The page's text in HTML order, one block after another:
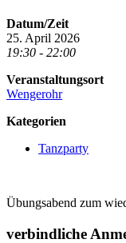
Datum/Zeit
25. April 2026
19:30 - 22:00
Veranstaltungsort
Wengerohr
Kategorien
Tanzparty
Übungsabend zum
verbindliche